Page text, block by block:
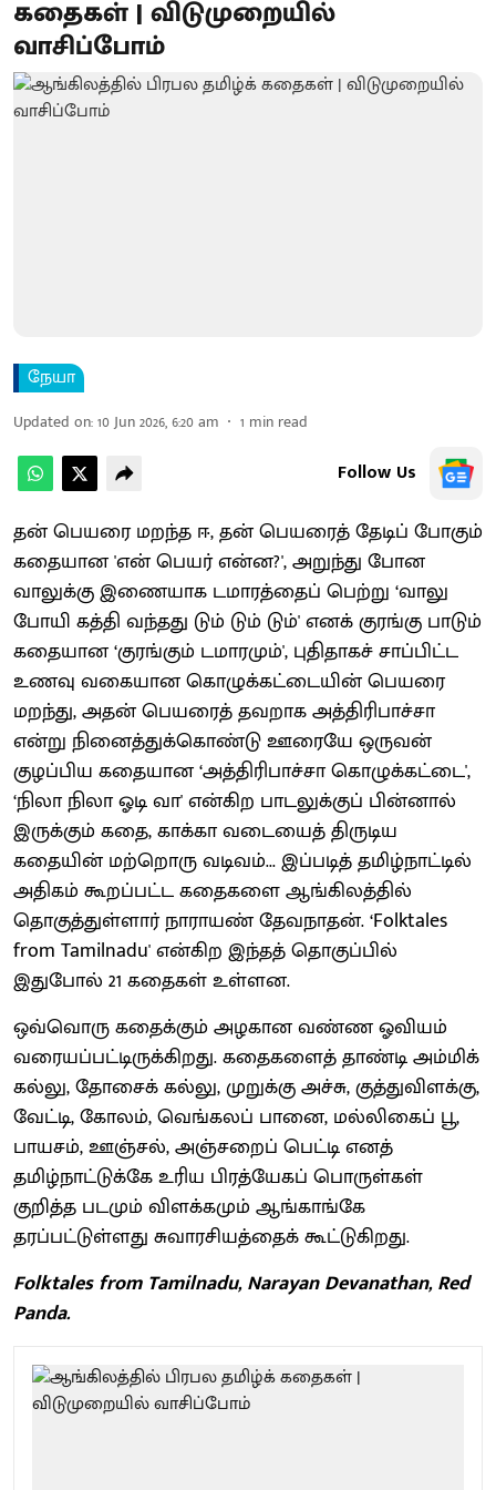
கதைகள் | விடுமுறையில்
வாசிப்போம்
நேயா
Updated on:10 Jun 2026, 6:20 am 1 min read
Follow Us
தன் பெயரை மறந்த ஈ, தன் பெயரைத் தேடிப் போகும்
கதையான 'என் பெயர் என்ன?', அறுந்து போன
வாலுக்கு இணையாக டமாரத்தைப் பெற்று ‘வாலு
போயி கத்தி வந்தது டும் டும் டும்' எனக் குரங்கு பாடும்
கதையான ‘குரங்கும் டமாரமும்', புதிதாகச் சாப்பிட்ட
உணவு வகையான கொழுக்கட்டையின் பெயரை
மறந்து, அதன் பெயரைத் தவறாக அத்திரிபாச்சா
என்று நினைத்துக்கொண்டு ஊரையே ஒருவன்
குழப்பிய கதையான ‘அத்திரிபாச்சா கொழுக்கட்டை',
‘நிலா நிலா ஓடி வா' என்கிற பாடலுக்குப் பின்னால்
இருக்கும் கதை, காக்கா வடையைத் திருடிய
கதையின் மற்றொரு வடிவம்... இப்படித் தமிழ்நாட்டில்
அதிகம் கூறப்பட்ட கதைகளை ஆங்கிலத்தில்
தொகுத்துள்ளார் நாராயண் தேவநாதன். ‘Folktales
from Tamilnadu' என்கிற இந்தத் தொகுப்பில்
இதுபோல் 21 கதைகள் உள்ளன.
ஒவ்வொரு கதைக்கும் அழகான வண்ண ஓவியம்
வரையப்பட்டிருக்கிறது. கதைகளைத் தாண்டி அம்மிக்
கல்லு, தோசைக் கல்லு, முறுக்கு அச்சு, குத்துவிளக்கு,
வேட்டி, கோலம், வெங்கலப் பானை, மல்லிகைப் பூ,
பாயசம், ஊஞ்சல், அஞ்சறைப் பெட்டி எனத்
தமிழ்நாட்டுக்கே உரிய பிரத்யேகப் பொருள்கள்
குறித்த படமும் விளக்கமும் ஆங்காங்கே
தரப்பட்டுள்ளது சுவாரசியத்தைக் கூட்டுகிறது.
Folktales from Tamilnadu, Narayan Devanathan, Red
Panda.